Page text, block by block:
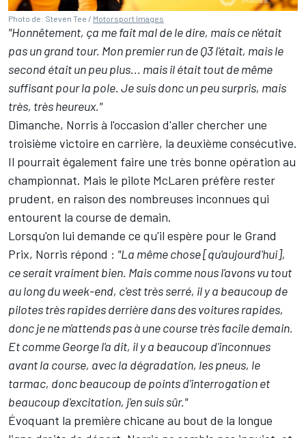
Photo de: Steven Tee / Motorsport Images
"Honnêtement, ça me fait mal de le dire, mais ce n'était
pas un grand tour. Mon premier run de Q3 l'était, mais le
second était un peu plus... mais il était tout de même
suffisant pour la pole. Je suis donc un peu surpris, mais
très, très heureux."
Dimanche, Norris à l'occasion d'aller chercher une
troisième victoire en carrière, la deuxième consécutive.
Il pourrait également faire une très bonne opération au
championnat. Mais le pilote McLaren préfère rester
prudent, en raison des nombreuses inconnues qui
entourent la course de demain.
Lorsqu'on lui demande ce qu'il espère pour le Grand
Prix, Norris répond : "La même chose [qu'aujourd'hui],
ce serait vraiment bien. Mais comme nous l'avons vu tout
au long du week-end, c'est très serré, il y a beaucoup de
pilotes très rapides derrière dans des voitures rapides,
donc je ne m'attends pas à une course très facile demain.
Et comme George l'a dit, il y a beaucoup d'inconnues
avant la course, avec la dégradation, les pneus, le
tarmac, donc beaucoup de points d'interrogation et
beaucoup d'excitation, j'en suis sûr."
Évoquant la première chicane au bout de la longue